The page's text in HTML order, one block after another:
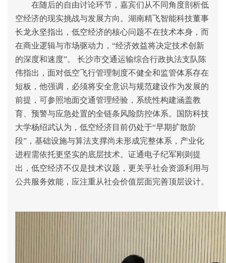
在随后的自由讨论环节，嘉宾们从不同角度剖析低
空经济的现实挑战与发展方向。湖南精飞智能科技董事
长龙永坚指出，低空经济的核心问题不在技术本身，而
在商业逻辑与市场驱动力， “经济效益将决定技术创新
的深度和速度”。 长沙市交通运输综合行政执法支队陈
伟指出，面对低空飞行管理制度不健全和监管体系存在
短板，他强调，必须将安全意识与规范建设作为发展的
前提，可参照地面交通管理经验，系统性构建涵盖教
育、预警与应急处置的全链条风险防控体系。国防科技
大学杨绍武认为，低空经济目前仍处于“早期扩散阶
段” ，基础设施与算法支撑尚未形成完整体系，产业化
进程需依托更坚实的底层技术。 证通电子纪军刚则提
出，低空经济不仅是技术议题，更关乎社会资源利用与
公共服务效能，应注重从社会价值层面完善顶层设计。